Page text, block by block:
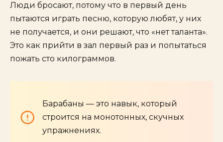
Люди бросают, потому что в первый день
пытаются играть песню, которую любят, у них
не получается, и они решают, что «нет таланта».
Это как прийти в зал первый раз и попытаться
пожать сто килограммов.
Барабаны — это навык, который
строится на монотонных, скучных
упражнениях.